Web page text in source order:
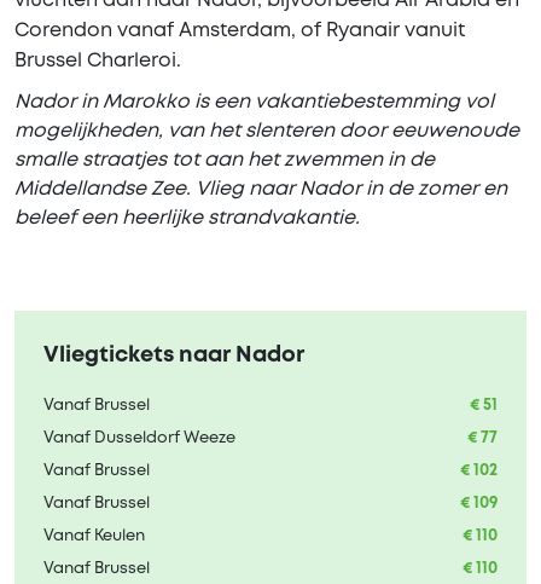
Corendon vanaf Amsterdam, of Ryanair vanuit
Brussel Charleroi.
Nador in Marokko is een vakantiebestemming vol
mogelijkheden, van het slenteren door eeuwenoude
smalle straatjes tot aan het zwemmen in de
Middellandse Zee. Vlieg naar Nador in de zomer en
beleef een heerlijke strandvakantie.
Vliegtickets naar Nador
Vanaf Brussel € 51
Vanaf Dusseldorf Weeze € 77
Vanaf Brussel € 102
Vanaf Brussel € 109
Vanaf Keulen € 110
Vanaf Brussel € 110